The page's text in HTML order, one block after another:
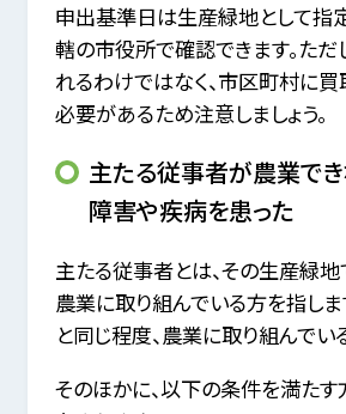
申出基準日は生産緑地として指
轄の市役所で確認できます。た
れるわけではなく、市区町村に
必要があるため注意しましょう。
主たる従事者が農業で
障害や疾病を患った
主たる従事者とは、その生産緑地
農業に取り組んでいる方を指しま
と同じ程度、農業に取り組んでい
そのほかに、以下の条件を満た